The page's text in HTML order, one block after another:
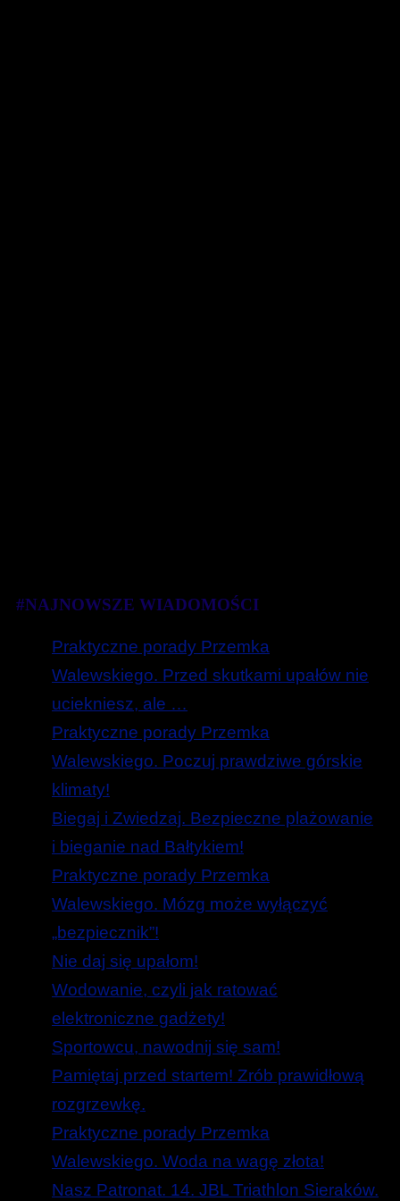
#NAJNOWSZE WIADOMOŚCI
Praktyczne porady Przemka
Walewskiego. Przed skutkami upałów nie
uciekniesz, ale …
Praktyczne porady Przemka
Walewskiego. Poczuj prawdziwe górskie
klimaty!
Biegaj i Zwiedzaj. Bezpieczne plażowanie
i bieganie nad Bałtykiem!
Praktyczne porady Przemka
Walewskiego. Mózg może wyłączyć
„bezpiecznik”!
Nie daj się upałom!
Wodowanie, czyli jak ratować
elektroniczne gadżety!
Sportowcu, nawodnij się sam!
Pamiętaj przed startem! Zrób prawidłową
rozgrzewkę.
Praktyczne porady Przemka
Walewskiego. Woda na wagę złota!
Nasz Patronat. 14. JBL Triathlon Sieraków.